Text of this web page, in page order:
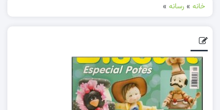
خانه » رسانه »